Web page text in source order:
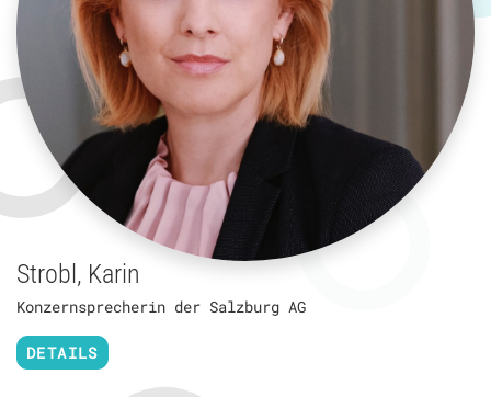
Strobl, Karin
Konzernsprecherin der Salzburg AG
DETAILS